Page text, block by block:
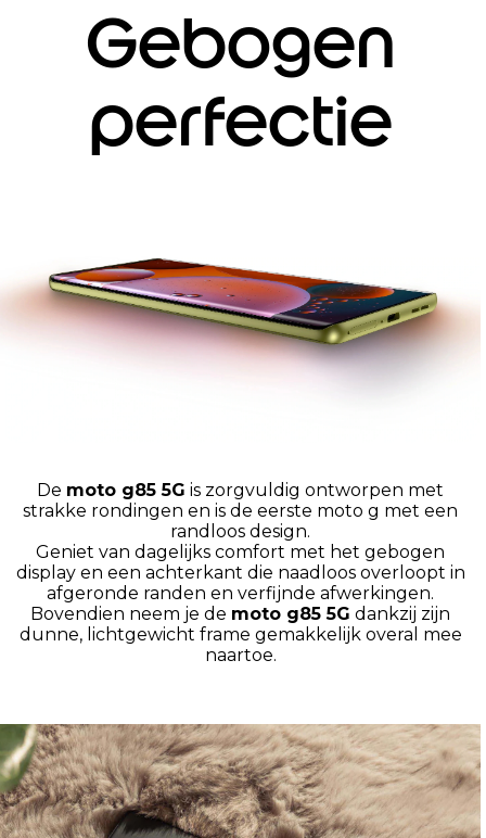
Gebogen
perfectie
De moto g85 5G is zorgvuldig ontworpen met
strakke rondingen en is de eerste moto g met een
randloos design.
Geniet van dagelijks comfort met het gebogen
display en een achterkant die naadloos overloopt in
afgeronde randen en verfijnde afwerkingen.
Bovendien neem je de moto g85 5G dankzij zijn
dunne, lichtgewicht frame gemakkelijk overal mee
naartoe.